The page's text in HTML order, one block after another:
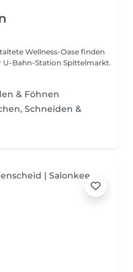
Wellness-Oase finden
U-Bahn-Station Spittelmarkt.
& Föhnen
Schneiden &